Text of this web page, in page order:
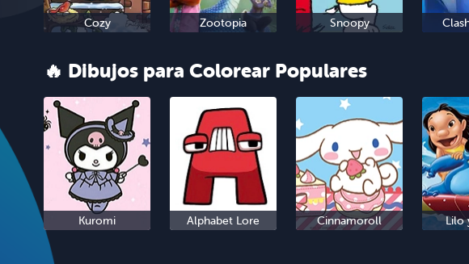
Cozy Zootopia Snoopy
🔥 Dibujos para Colorear Populares
Kuromi Alphabet Lore Cinnamoroll Lilo